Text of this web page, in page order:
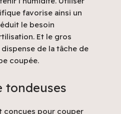
favorise ainsi un
le besoin
Et le gros
de la tâche de
coupée.
tondeuses
conçues pour couper